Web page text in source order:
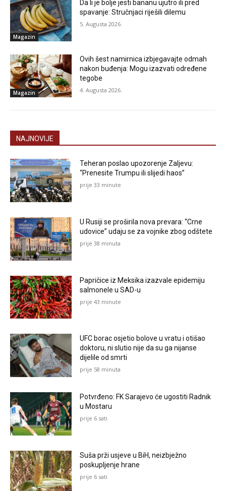
Magazin
Da li je bolje jesti bananu ujutro ili pred
spavanje: Stručnjaci riješili dilemu
5. Augusta 2026.
Magazin
Ovih šest namirnica izbjegavajte odmah
nakon buđenja: Mogu izazvati određene
tegobe
4. Augusta 2026.
NAJNOVIJE
Teheran poslao upozorenje Zaljevu:
“Prenesite Trumpu ili slijedi haos”
prije 33 minute
U Rusiji se proširila nova prevara: “Crne
udovice” udaju se za vojnike zbog odštete
prije 38 minuta
Papričice iz Meksika izazvale epidemiju
salmonele u SAD-u
prije 43 minute
UFC borac osjetio bolove u vratu i otišao
doktoru, ni slutio nije da su ga nijanse
dijelile od smrti
prije 58 minuta
Potvrđeno: FK Sarajevo će ugostiti Radnik
u Mostaru
prije 6 sati
Suša prži usjeve u BiH, neizbježno
poskupljenje hrane
prije 6 sati